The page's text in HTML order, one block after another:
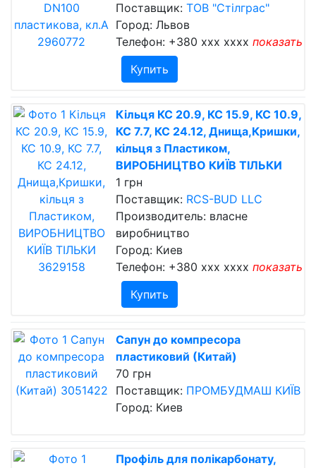
Поставщик: ТОВ "Стілграс"
Город: Львов
Телефон: +380 xxx xxxx показать
Купить
Кільця КС 20.9, КС 15.9, КС 10.9,
КС 7.7, КС 24.12, Днища,Кришки,
кільця з Пластиком,
ВИРОБНИЦТВО КИЇВ ТІЛЬКИ
1 грн
Поставщик: RCS-BUD LLC
Производитель: власне
виробництво
Город: Киев
Телефон: +380 xxx xxxx показать
Купить
Сапун до компресора
пластиковий (Китай)
70 грн
Поставщик: ПРОМБУДМАШ КИЇВ
Город: Киев
Профіль для полікарбонату,